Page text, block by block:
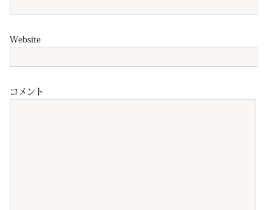
Website
コメント